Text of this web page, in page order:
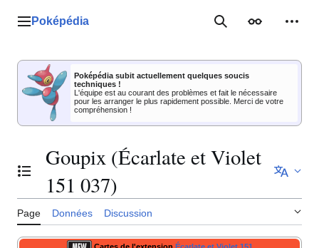
Menu principal
Poképédia RechercherApparence
Poképédia subit actuellement quelques soucis
techniques !
L'équipe est au courant des problèmes et fait le nécessaire
pour les arranger le plus rapidement possible. Merci de votre
compréhension !
Basculer la table des matières
Goupix (Écarlate et Violet
151 037)
Page Données Discussion